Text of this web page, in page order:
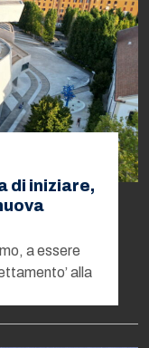
di iniziare,
a essere
alla